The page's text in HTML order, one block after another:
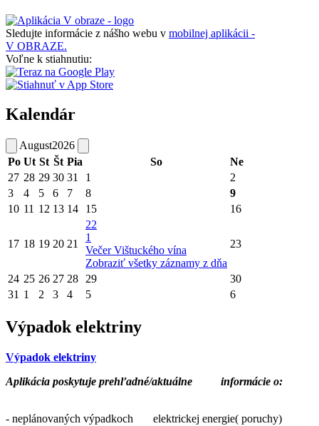
Sledujte informácie z nášho webu v mobilnej aplikácii -
V OBRAZE.
Voľne k stiahnutiu:
Kalendár
August2026
Po Ut St Št Pia So
Ne
27 28 29 30 31 1
2
3
4 5 6 7 8
9
10 11 12 13 14 15 16
17 18 19 20 21
22
1
Večer Vištuckého vína
Zobraziť všetky záznamy z dňa
23
24 25 26 27 28 29
30
31 1 2 3 4 5 6
Výpadok elektriny
Výpadok elektriny
Aplikácia poskytuje prehľadné/aktuálne informácie o:
- neplánovaných výpadkoch elektrickej energie( poruchy)